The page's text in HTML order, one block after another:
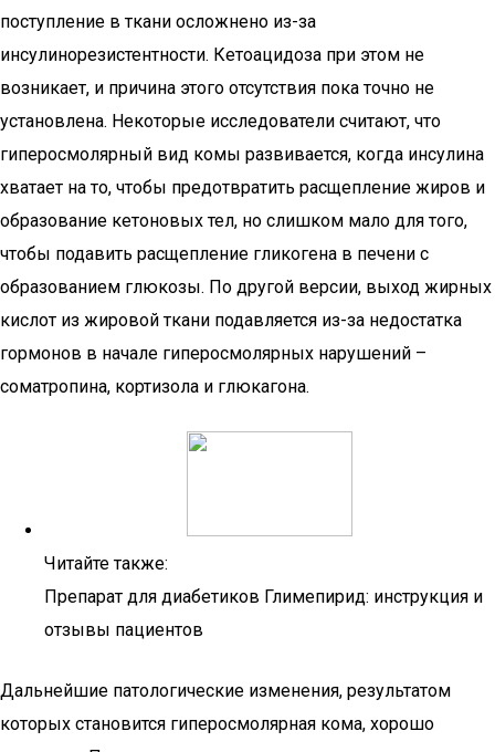
поступление в ткани осложнено из-за
инсулинорезистентности. Кетоацидоза при этом не
возникает, и причина этого отсутствия пока точно не
установлена. Некоторые исследователи считают, что
гиперосмолярный вид комы развивается, когда инсулина
хватает на то, чтобы предотвратить расщепление жиров и
образование кетоновых тел, но слишком мало для того,
чтобы подавить расщепление гликогена в печени с
образованием глюкозы. По другой версии, выход жирных
кислот из жировой ткани подавляется из-за недостатка
гормонов в начале гиперосмолярных нарушений –
соматропина, кортизола и глюкагона.
Читайте также:
Препарат для диабетиков Глимепирид: инструкция и
отзывы пациентов
Дальнейшие патологические изменения, результатом
которых становится гиперосмолярная кома, хорошо